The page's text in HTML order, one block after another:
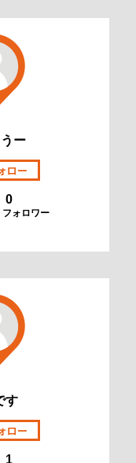
ー
0
ォロワー
す
1